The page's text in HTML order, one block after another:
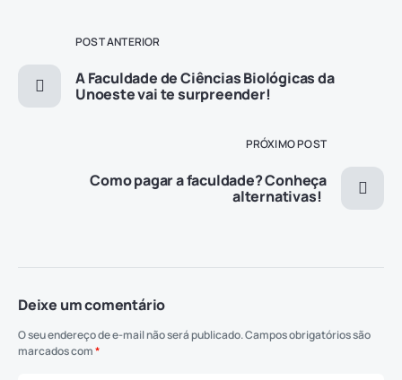
POST ANTERIOR
A Faculdade de Ciências Biológicas da
Unoeste vai te surpreender!
PRÓXIMO POST
Como pagar a faculdade? Conheça
alternativas!
Deixe um comentário
O seu endereço de e-mail não será publicado.Campos obrigatórios são
marcados com*